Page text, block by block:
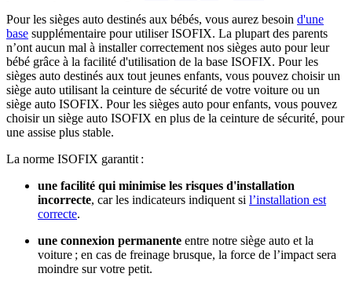
Pour les sièges auto destinés aux bébés, vous aurez besoin d'une
base supplémentaire pour utiliser ISOFIX. La plupart des parents
n’ont aucun mal à installer correctement nos sièges auto pour leur
bébé grâce à la facilité d'utilisation de la base ISOFIX. Pour les
sièges auto destinés aux tout jeunes enfants, vous pouvez choisir un
siège auto utilisant la ceinture de sécurité de votre voiture ou un
siège auto ISOFIX. Pour les sièges auto pour enfants, vous pouvez
choisir un siège auto ISOFIX en plus de la ceinture de sécurité, pour
une assise plus stable.
La norme ISOFIX garantit :
une facilité qui minimise les risques d'installation
incorrecte, car les indicateurs indiquent si l’installation est
correcte.
une connexion permanente entre notre siège auto et la
voiture ; en cas de freinage brusque, la force de l’impact sera
moindre sur votre petit.